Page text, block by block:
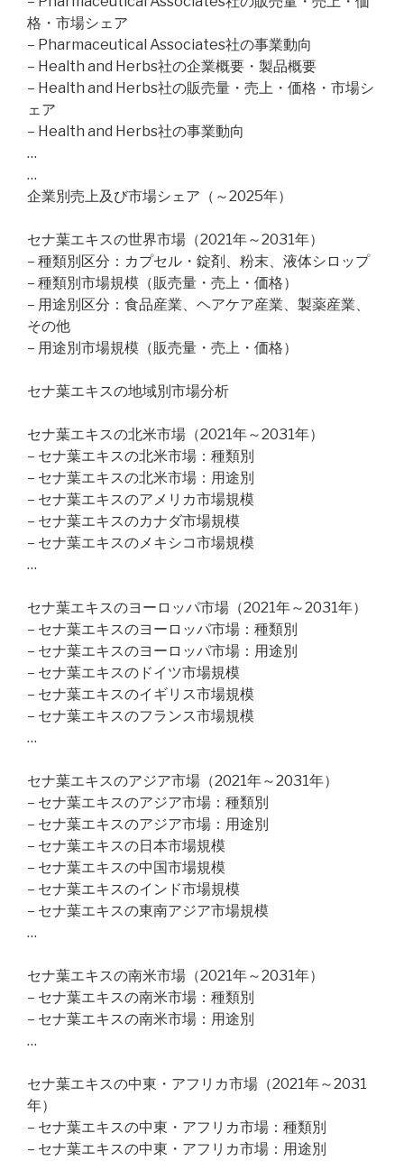
格・市場シェア
– Pharmaceutical Associates社の事業動向
– Health and Herbs社の企業概要・製品概要
– Health and Herbs社の販売量・売上・価格・市場シ
ェア
– Health and Herbs社の事業動向
…
…
企業別売上及び市場シェア（～2025年）
セナ葉エキスの世界市場（2021年～2031年）
– 種類別区分：カプセル・錠剤、粉末、液体シロップ
– 種類別市場規模（販売量・売上・価格）
– 用途別区分：食品産業、ヘアケア産業、製薬産業、
その他
– 用途別市場規模（販売量・売上・価格）
セナ葉エキスの地域別市場分析
セナ葉エキスの北米市場（2021年～2031年）
– セナ葉エキスの北米市場：種類別
– セナ葉エキスの北米市場：用途別
– セナ葉エキスのアメリカ市場規模
– セナ葉エキスのカナダ市場規模
– セナ葉エキスのメキシコ市場規模
…
セナ葉エキスのヨーロッパ市場（2021年～2031年）
– セナ葉エキスのヨーロッパ市場：種類別
– セナ葉エキスのヨーロッパ市場：用途別
– セナ葉エキスのドイツ市場規模
– セナ葉エキスのイギリス市場規模
– セナ葉エキスのフランス市場規模
…
セナ葉エキスのアジア市場（2021年～2031年）
– セナ葉エキスのアジア市場：種類別
– セナ葉エキスのアジア市場：用途別
– セナ葉エキスの日本市場規模
– セナ葉エキスの中国市場規模
– セナ葉エキスのインド市場規模
– セナ葉エキスの東南アジア市場規模
…
セナ葉エキスの南米市場（2021年～2031年）
– セナ葉エキスの南米市場：種類別
– セナ葉エキスの南米市場：用途別
…
セナ葉エキスの中東・アフリカ市場（2021年～2031
年）
– セナ葉エキスの中東・アフリカ市場：種類別
– セナ葉エキスの中東・アフリカ市場：用途別